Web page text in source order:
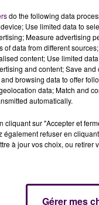
la
de feu que l'ADA
Monclar et les
y parvenir... et
à l'équipe de
ne sera qu'une
do the following data
Use limited data to
Measure advertising
of data from different
content; Use limited
and content; Save
browsing data to offer
data; Match and
automatically.
cliquant sur "Accepter et
également refuser en
à jour vos choix, ou
Gérer mes